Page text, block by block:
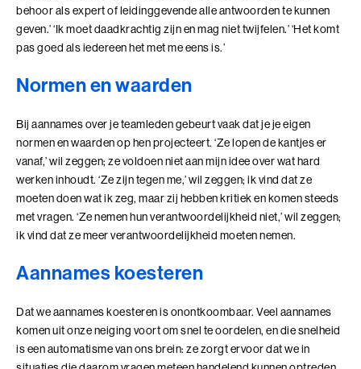
Authentiek Profileren (BaakBoost)
Beïnvloeden, Leiden, Positioneren
Bezielend Leiderschap
Coachend Leiderschap
Coachend Leiderschap (BaakBoost)
Communicatie met Impact
De Essentie
De Informele Leider
De Zelfbewuste Leider
behoor als expert of leidinggevende alle antwoorden te kunnen
geven.’ ‘Ik moet daadkrachtig zijn en mag niet twijfelen.’ ‘Het komt
pas goed als iedereen het met me eens is.’
Normen en waarden
Bij aannames over je teamleden gebeurt vaak dat je je eigen
normen en waarden op hen projecteert. ‘Ze lopen de kantjes er
vanaf,’ wil zeggen; ze voldoen niet aan mijn idee over wat hard
werken inhoudt. ‘Ze zijn tegen me,’ wil zeggen; ik vind dat ze
moeten doen wat ik zeg, maar zij hebben kritiek en komen steeds
met vragen. ‘Ze nemen hun verantwoordelijkheid niet,’ wil zeggen;
ik vind dat ze meer verantwoordelijkheid moeten nemen.
Aannames koesteren
Dat we aannames koesteren is onontkoombaar. Veel aannames
komen uit onze neiging voort om snel te oordelen, en die snelheid
is een automatisme van ons brein: ze zorgt ervoor dat we in